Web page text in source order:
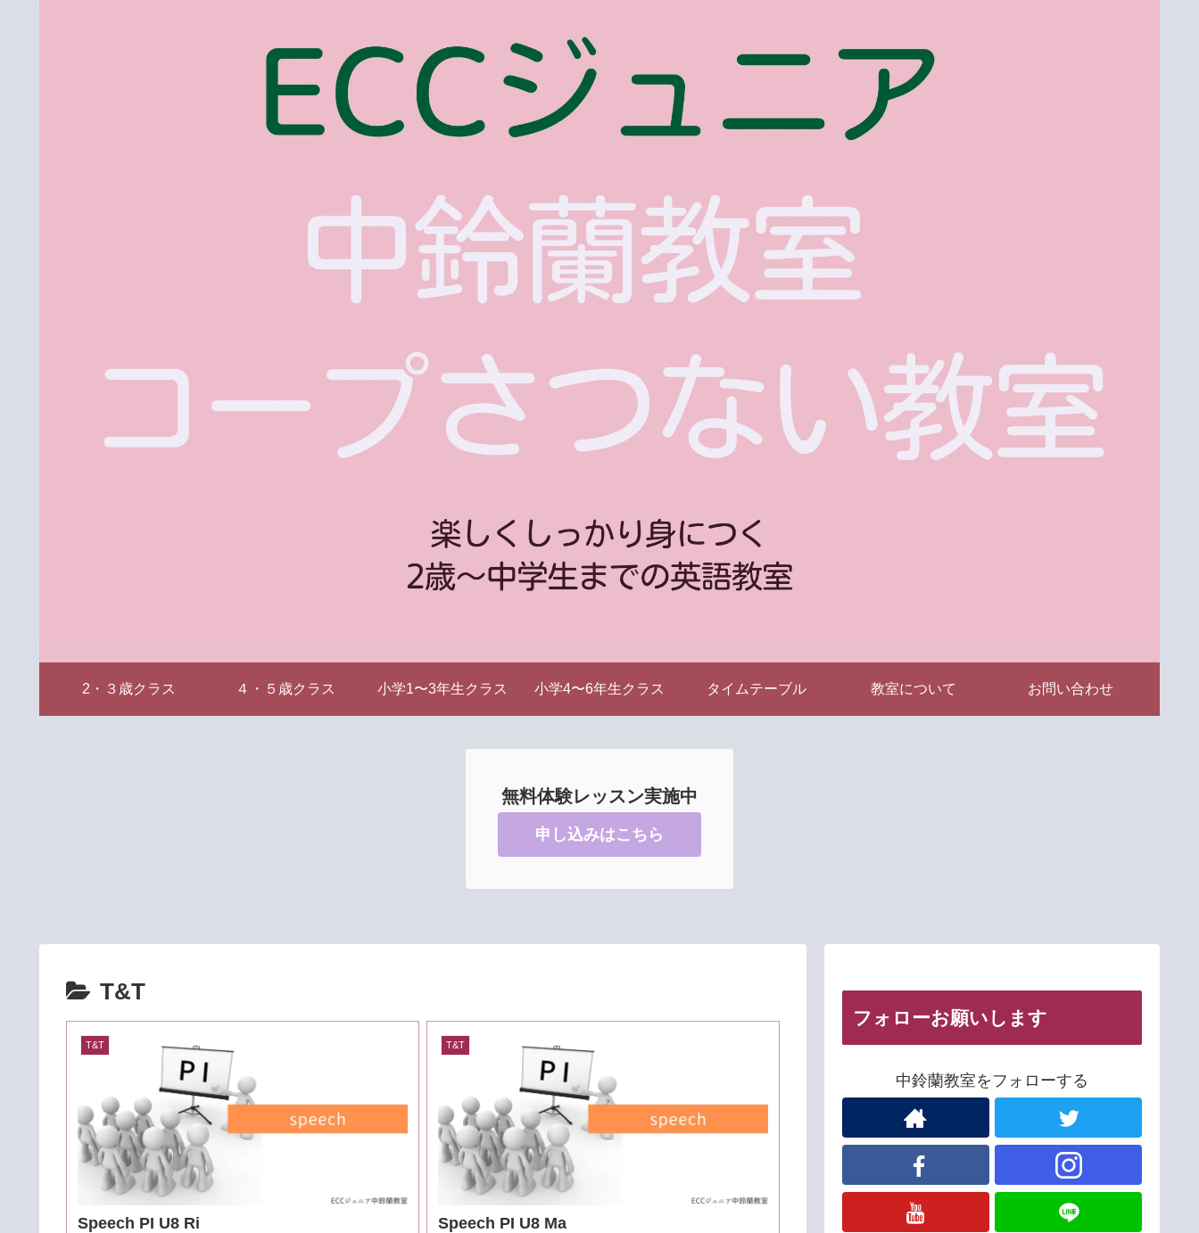
2・３歳クラス ４・５歳クラス 小学1〜3年生クラス 小学4〜6年生クラス タイムテーブル 教室について お問い合わせ
無料体験レッスン実施中
申し込みはこちら
T&T
T&T
Speech PI U8 Ri
T&T
Speech PI U8 Ma
フォローお願いします
中鈴蘭教室をフォローする